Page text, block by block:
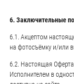
6. Заключительные
6.1. Акцептом
на фотосъёмку и/или
6.2. Настоящая
Исполнителем в